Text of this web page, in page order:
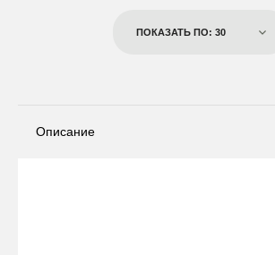
ПОКАЗАТЬ ПО: 30
Описание